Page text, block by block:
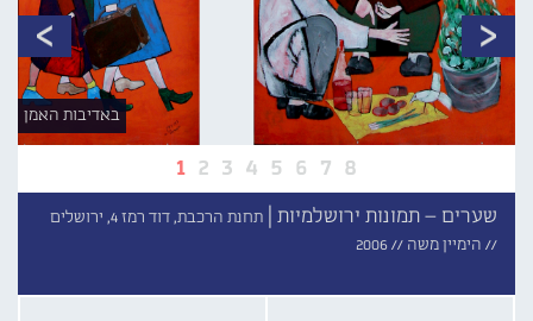
1 2 3 4 5 6 7 8
באדיבות האמן
שערים – תמונות ירושלמיות |
תחנת הרכבת, דוד רמז 4, ירושלים
// הימיין משה //2006